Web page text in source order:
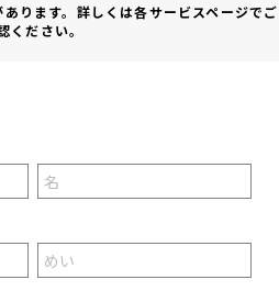
ります。詳しくは各サービスページでご
ください。